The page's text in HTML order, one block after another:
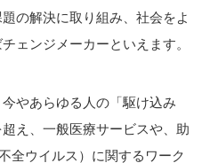
の解決に取り組み、社会をよ
ェンジメーカーといえます。
やあらゆる人の「駆け込み
え、一般医療サービスや、助
全ウイルス）に関するワーク